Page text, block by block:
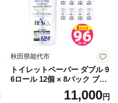
秋田県能代市
トイレットペーパー ダブル 9
6ロール 12個 × 8パック ブラ
ンカ 再生紙 100％ 芯あり 日
用品 消耗品 無香料 生活用品
11,000円